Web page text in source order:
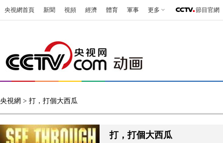
央視網首頁 新聞 視頻 經濟 體育 軍事 更多 節目官網
央視網 > 打，打個大西瓜
打，打個大西瓜